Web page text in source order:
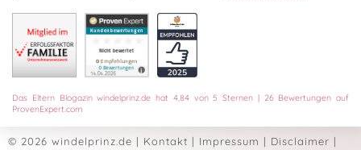
Das Eltern Blogazin windelprinz.de hat 4,84von5 Sternen | 26Bewertungen auf
ProvenExpert.com
© 2026 windelprinz.de | Kontakt | Impressum | Disclaimer |